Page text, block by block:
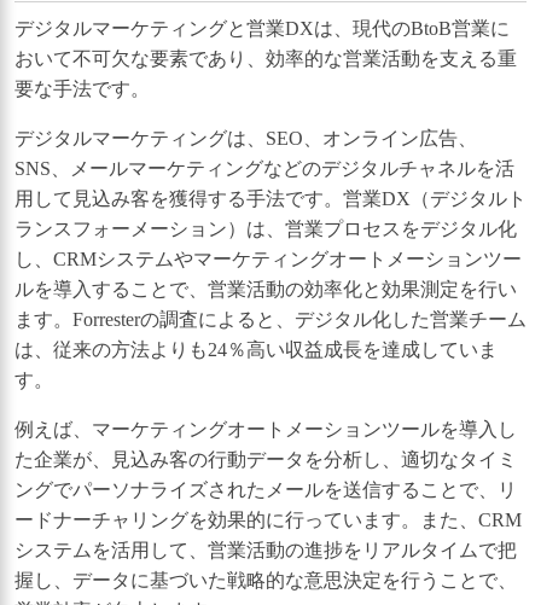
デジタルマーケティングと営業DXは、現代のBtoB営業に
おいて不可欠な要素であり、効率的な営業活動を支える重
要な手法です。
デジタルマーケティングは、SEO、オンライン広告、
SNS、メールマーケティングなどのデジタルチャネルを活
用して見込み客を獲得する手法です。営業DX（デジタルト
ランスフォーメーション）は、営業プロセスをデジタル化
し、CRMシステムやマーケティングオートメーションツー
ルを導入することで、営業活動の効率化と効果測定を行い
ます。Forresterの調査によると、デジタル化した営業チーム
は、従来の方法よりも24％高い収益成長を達成していま
す。
例えば、マーケティングオートメーションツールを導入し
た企業が、見込み客の行動データを分析し、適切なタイミ
ングでパーソナライズされたメールを送信することで、リ
ードナーチャリングを効果的に行っています。また、CRM
システムを活用して、営業活動の進捗をリアルタイムで把
握し、データに基づいた戦略的な意思決定を行うことで、